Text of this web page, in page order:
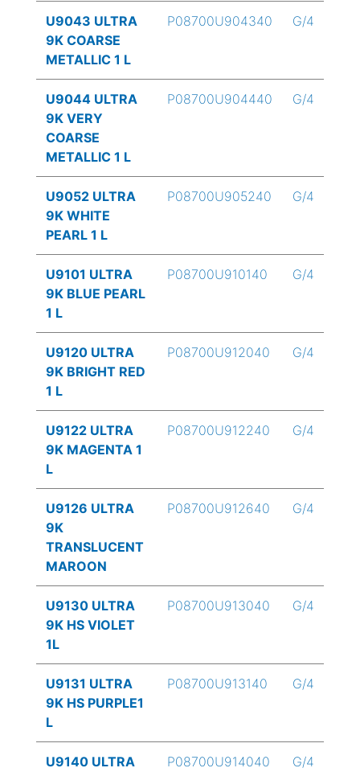
U9043 ULTRA
9K COARSE
METALLIC 1 L
P08700U904340 G/4
U9044 ULTRA
9K VERY
COARSE
METALLIC 1 L
P08700U904440 G/4
U9052 ULTRA
9K WHITE
PEARL 1 L
P08700U905240 G/4
U9101 ULTRA
9K BLUE PEARL
1 L
P08700U910140 G/4
U9120 ULTRA
9K BRIGHT RED
1 L
P08700U912040 G/4
U9122 ULTRA
9K MAGENTA 1
L
P08700U912240 G/4
U9126 ULTRA
9K
TRANSLUCENT
MAROON
P08700U912640 G/4
U9130 ULTRA
9K HS VIOLET
1L
P08700U913040 G/4
U9131 ULTRA
9K HS PURPLE1
L
P08700U913140 G/4
U9140 ULTRA
P08700U914040 G/4